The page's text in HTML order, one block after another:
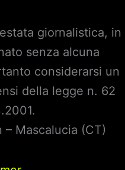
giornalistica, in
senza alcuna
considerarsi un
della legge n. 62
Mascalucia (CT)